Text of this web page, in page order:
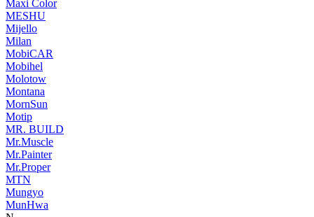
Maxi Color
MESHU
Mijello
Milan
MobiCAR
Mobihel
Molotow
Montana
MornSun
Motip
MR. BUILD
Mr.Muscle
Mr.Painter
Mr.Proper
MTN
Mungyo
MunHwa